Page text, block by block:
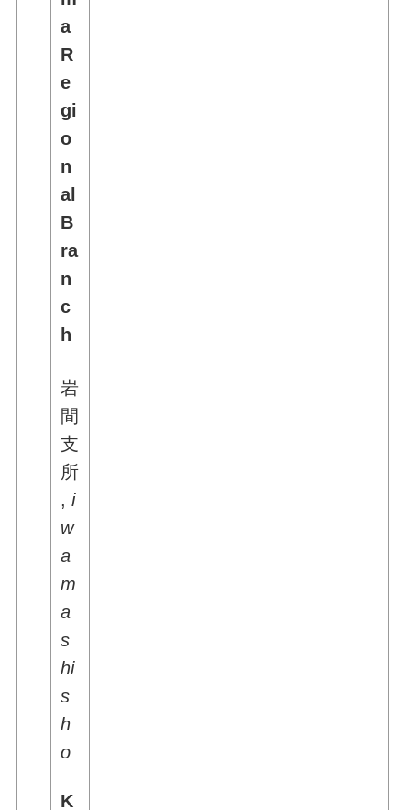
a
R
e
gi
o
n
al
B
ra
n
c
h
岩
間
支
所
,i
w
a
m
a
s
hi
s
h
o
K